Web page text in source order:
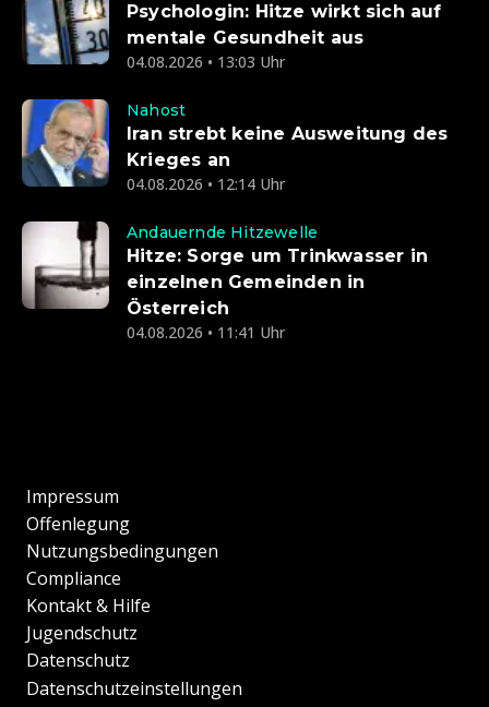
Psychologin: Hitze wirkt sich auf
mentale Gesundheit aus
04.08.2026 • 13:03 Uhr
Nahost
Iran strebt keine Ausweitung des
Krieges an
04.08.2026 • 12:14 Uhr
Andauernde Hitzewelle
Hitze: Sorge um Trinkwasser in
einzelnen Gemeinden in
Österreich
04.08.2026 • 11:41 Uhr
Impressum
Offenlegung
Nutzungsbedingungen
Compliance
Kontakt & Hilfe
Jugendschutz
Datenschutz
Datenschutzeinstellungen